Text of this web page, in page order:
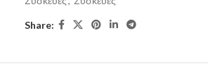
Share: